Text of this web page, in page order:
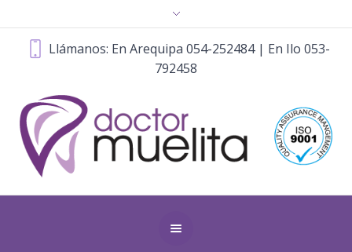
Llámanos: En Arequipa 054-252484 | En Ilo 053-
792458